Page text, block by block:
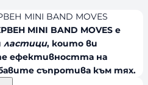
MINI BAND MOVES
MINI BAND MOVES е
ластици, които ви
ефективността на
съпротива към тях.